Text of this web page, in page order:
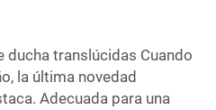
ducha translúcidas Cuando
la última novedad
Adecuada para una